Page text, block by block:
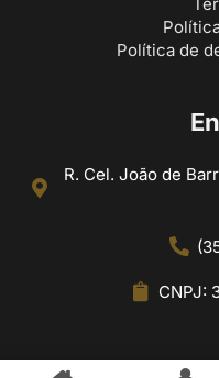
Política de
R. Cel. João de
CNPJ: